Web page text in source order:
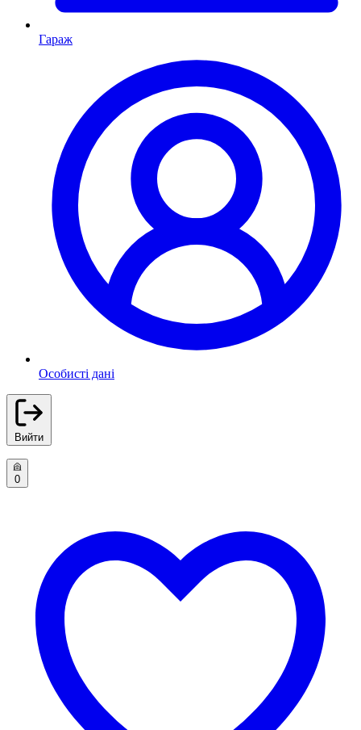
Гараж
Особисті дані
Вийти
0